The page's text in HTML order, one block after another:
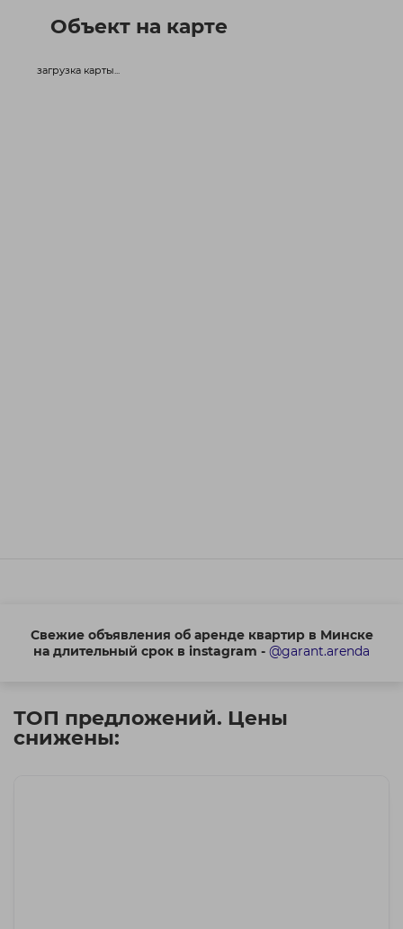
Объект на карте
загрузка карты...
Свежие объявления об аренде квартир в Минске
на длительный срок в instagram - @garant.arenda
ТОП предложений. Цены
снижены: